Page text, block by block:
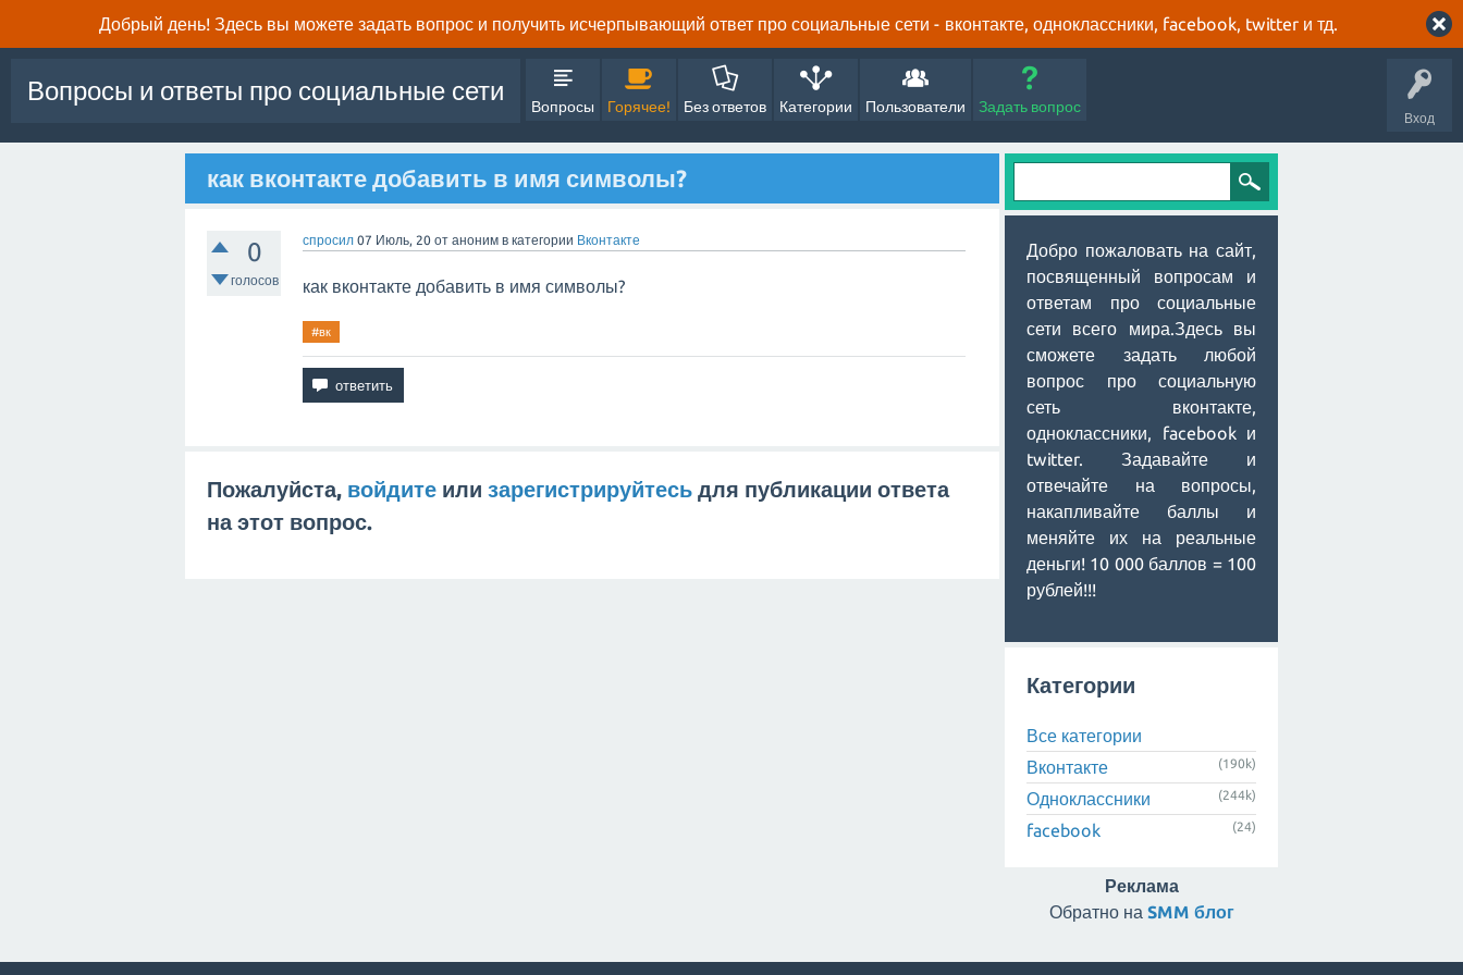
Добрый день! Здесь вы можете задать вопрос и получить исчерпывающий ответ про социальные сети - вконтакте, одноклассники, facebook, twitter и тд.
Вход
Вопросы и ответы про социальные сети
Вопросы Горячее! Без ответов Категории Пользователи Задать вопрос
как вконтакте добавить в имя символы?
0
голосов
спросил 07 Июль, 20 от аноним в категории Вконтакте
как вконтакте добавить в имя символы?
#вк
Пожалуйста, войдите или зарегистрируйтесь для публикации ответа
на этот вопрос.
Добро пожаловать на сайт,
посвященный вопросам и
ответам про социальные
сети всего мира.Здесь вы
сможете задать любой
вопрос про социальную
сеть вконтакте,
одноклассники, facebook и
twitter. Задавайте и
отвечайте на вопросы,
накапливайте баллы и
меняйте их на реальные
деньги! 10 000 баллов = 100
рублей!!!
Категории
Все категории
Вконтакте
(190k)
Одноклассники (244k)
facebook (24)
Реклама
Обратно на SMM блог